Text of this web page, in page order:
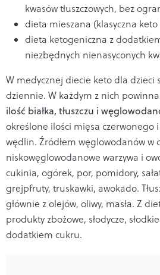
kwasów tłuszczowych, bez
dieta mieszana (klasyczna keto
dieta ketogeniczna z
niezbędnych nienasyconych
W medycznej diecie keto dla dzieci
dziennie. W każdym z nich
ilość białka, tłuszczu i
określone ilości mięsa czerwonego
wędlin. Źródłem węglowodanów w
niskowęglowodanowe warzywa i
cukinia, ogórek, por, pomidory,
grejpfruty, truskawki, awokado.
głównie z olejów, oliwy, masła. Z
produkty zbożowe, słodycze,
dodatkiem cukru.